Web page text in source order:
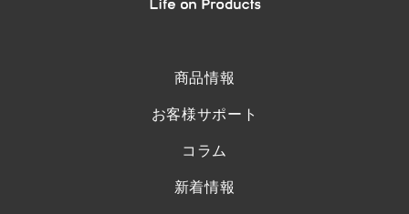
商品情報
お客様サポート
コラム
新着情報